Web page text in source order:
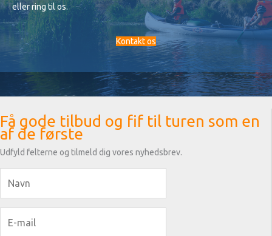
eller ring til os.
Kontakt os
Få gode tilbud og fif til turen som en
af de første
Udfyld felterne og tilmeld dig vores nyhedsbrev.